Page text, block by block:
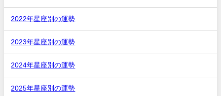
2022年星座別の運勢
2023年星座別の運勢
2024年星座別の運勢
2025年星座別の運勢